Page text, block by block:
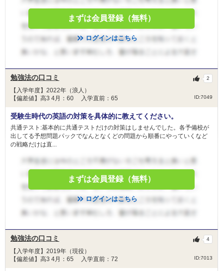
まずは会員登録（無料）
ログインはこちら
勉強法の口コミ
【入学年度】2022年（浪人）
【偏差値】高3 4月：60 入学直前：65
ID:7049
2
受験生時代の英語の対策を具体的に教えてください。
共通テスト:基本的に共通テストだけの対策はしませんでした。各予備校が
出してる予想問題パックでなんとなくどの問題から順番にやっていくなど
の戦略だけは直...
まずは会員登録（無料）
ログインはこちら
勉強法の口コミ
【入学年度】2019年（現役）
【偏差値】高3 4月：65 入学直前：72
ID:7013
4